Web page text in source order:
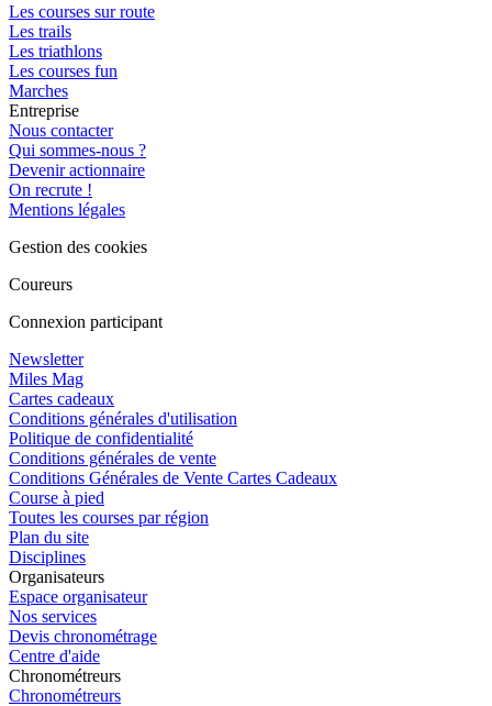
Les courses sur route
Les trails
Les triathlons
Les courses fun
Marches
Entreprise
Nous contacter
Qui sommes-nous ?
Devenir actionnaire
On recrute !
Mentions légales
Gestion des cookies
Coureurs
Connexion participant
Newsletter
Miles Mag
Cartes cadeaux
Conditions générales d'utilisation
Politique de confidentialité
Conditions générales de vente
Conditions Générales de Vente Cartes Cadeaux
Course à pied
Toutes les courses par région
Plan du site
Disciplines
Organisateurs
Espace organisateur
Nos services
Devis chronométrage
Centre d'aide
Chronométreurs
Chronométreurs